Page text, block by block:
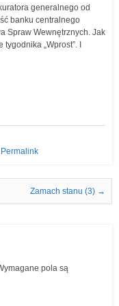
generalnego od
banku centralnego
Spraw Wewnętrznych. Jak
„Wprost”. I
Permalink
Zamach stanu (3) →
pola są